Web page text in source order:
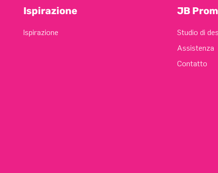
Ispirazione
Ispirazione
JB
Studio di
Assistenza
Contatto